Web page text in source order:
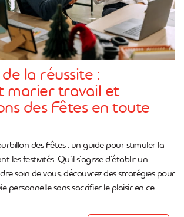
la réussite :
marier travail et
des Fêtes en toute
des Fêtes : un guide pour stimuler la
les festivités. Qu’il s’agisse d’établir un
soin de vous, découvrez des stratégies pour
personnelle sans sacrifier le plaisir en ce